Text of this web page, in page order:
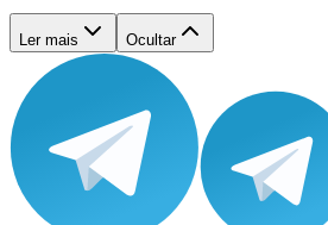
Ler mais Ocultar